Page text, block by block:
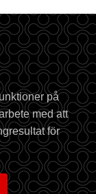
på
med att
för